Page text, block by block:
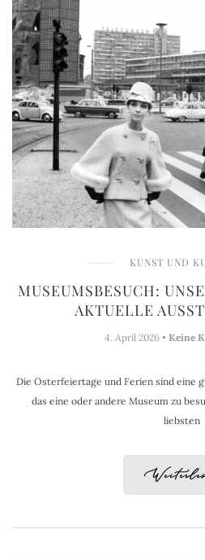
KUNST UND
MUSEUMSBESUCH:
AKTUELLE
4. April 2026 • Keine
Die Osterfeiertage und Ferien sind eine
das eine oder andere Museum zu
liebsten